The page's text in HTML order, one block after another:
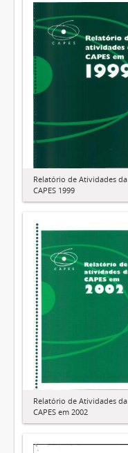
Relatório de Atividades da
CAPES 1999
Relatório de Atividades da
CAPES em 2002